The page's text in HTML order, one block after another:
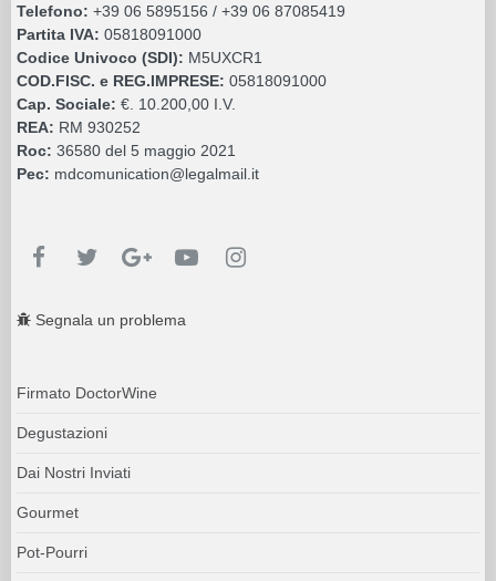
Telefono: +39 06 5895156 / +39 06 87085419
Partita IVA: 05818091000
Codice Univoco (SDI): M5UXCR1
COD.FISC. e REG.IMPRESE: 05818091000
Cap. Sociale: €. 10.200,00 I.V.
REA: RM 930252
Roc: 36580 del 5 maggio 2021
Pec: mdcomunication@legalmail.it
Segnala un problema
Firmato DoctorWine
Degustazioni
Dai Nostri Inviati
Gourmet
Pot-Pourri